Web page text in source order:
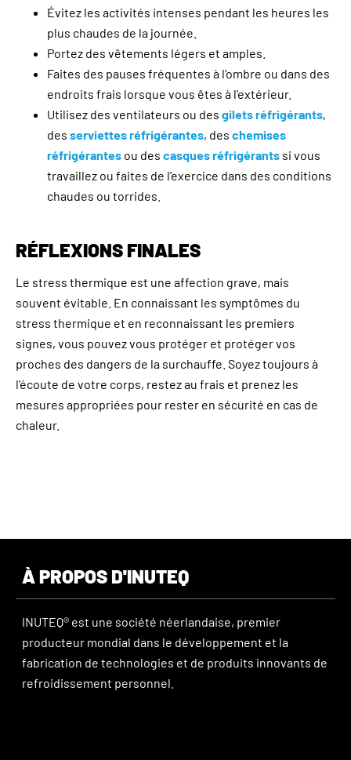
Évitez les activités intenses pendant les heures les
plus chaudes de la journée.
Portez des vêtements légers et amples.
Faites des pauses fréquentes à l'ombre ou dans des
endroits frais lorsque vous êtes à l'extérieur.
Utilisez des ventilateurs ou des gilets réfrigérants,
des serviettes réfrigérantes, des chemises
réfrigérantes ou des casques réfrigérants si vous
travaillez ou faites de l'exercice dans des conditions
chaudes ou torrides.
RÉFLEXIONS FINALES
Le stress thermique est une affection grave, mais
souvent évitable. En connaissant les symptômes du
stress thermique et en reconnaissant les premiers
signes, vous pouvez vous protéger et protéger vos
proches des dangers de la surchauffe. Soyez toujours à
l'écoute de votre corps, restez au frais et prenez les
mesures appropriées pour rester en sécurité en cas de
chaleur.
À PROPOS D'INUTEQ
INUTEQ® est une société néerlandaise, premier
producteur mondial dans le développement et la
fabrication de technologies et de produits innovants de
refroidissement personnel.